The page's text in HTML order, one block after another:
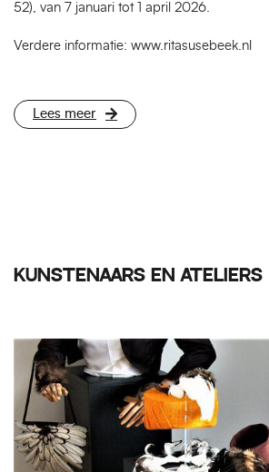
52), van 7 januari tot 1 april 2026.
Verdere informatie: www.ritasusebeek.nl
Lees meer
KUNSTENAARS EN ATELIERS